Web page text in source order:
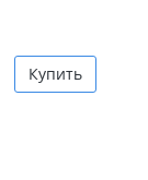
Купить